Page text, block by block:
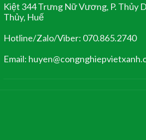
Kiệt 344 Trưng Nữ Vương, P. Thủy
Thủy, Huế
Hotline/Zalo/Viber: 070.865.2740
Email: